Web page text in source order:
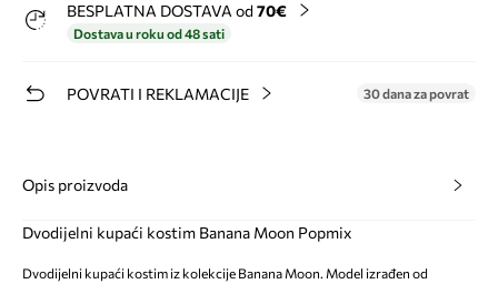
BESPLATNA DOSTAVA od 70€
Dostava u roku od 48 sati
POVRATI I REKLAMACIJE 30 dana za povrat
Opis proizvoda
Dvodijelni kupaći kostim Banana Moon Popmix
Dvodijelni kupaći kostim iz kolekcije Banana Moon. Model izrađen od